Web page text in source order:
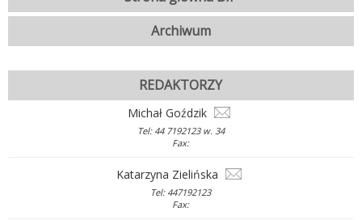
Archiwum
REDAKTORZY
Michał Goździk
Tel: 44 7192123 w. 34
Fax:
Katarzyna Zielińska
Tel: 447192123
Fax: